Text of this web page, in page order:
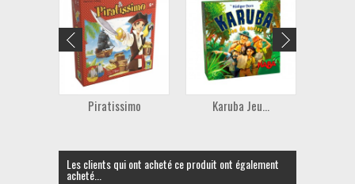
Piratissimo Karuba Jeu...
Les clients qui ont acheté ce produit ont également
acheté...